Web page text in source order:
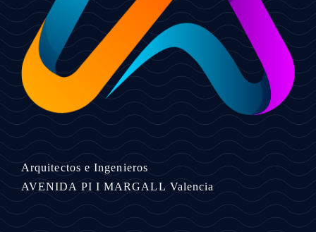
Arquitectos e Ingenieros
AVENIDA PI I MARGALL Valencia